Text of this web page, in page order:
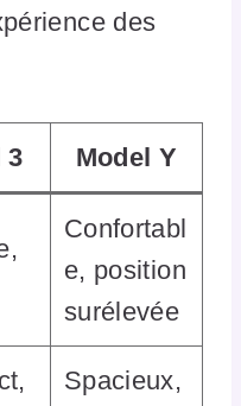
des
3 Model Y
Confortabl
e, position
surélevée
Spacieux,